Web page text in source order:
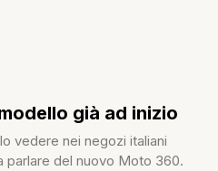
già ad inizio
vedere nei negozi italiani
parlare del nuovo Moto 360.